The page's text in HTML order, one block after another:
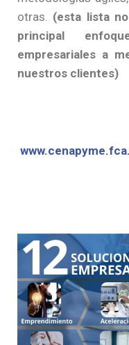
otras. (esta lista
principal
empresariales a
nuestros clientes)